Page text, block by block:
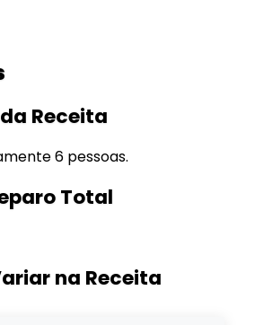
Receita
6 pessoas.
Total
na Receita